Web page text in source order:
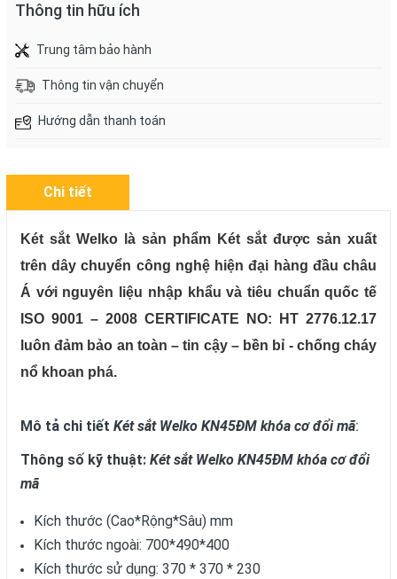
Thông tin hữu ích
Trung tâm bảo hành
Thông tin vận chuyển
Hướng dẫn thanh toán
Chi tiết
Két sắt Welko là sản phẩm Két sắt được sản xuất
trên dây chuyển công nghệ hiện đại hàng đầu châu
Á với nguyên liệu nhập khẩu và tiêu chuẩn quốc tế
ISO 9001 – 2008 CERTIFICATE NO: HT 2776.12.17
luôn đảm bảo an toàn – tin cậy – bền bỉ - chống cháy
nổ khoan phá.
Mô tả chi tiết Két sắt Welko KN45ĐM khóa cơ đổi mã:
Thông số kỹ thuật: Két sắt Welko KN45ĐM khóa cơ đổi
mã
Kích thước (Cao*Rộng*Sâu) mm
Kích thước ngoài: 700*490*400
Kích thước sử dụng: 370 * 370 * 230